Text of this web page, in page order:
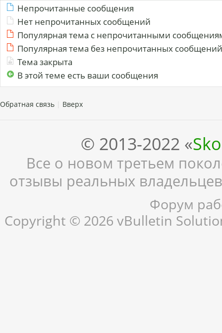
Непрочитанные сообщения
Нет непрочитанных сообщений
Популярная тема с непрочитанными
Популярная тема без непрочитанных сообщений
Тема закрыта
В этой теме есть ваши сообщения
Обратная связь Вверх
© 2013-2022 «
Все о новом третьем
отзывы реальных
Форум
Copyright © 2026 vBulletin